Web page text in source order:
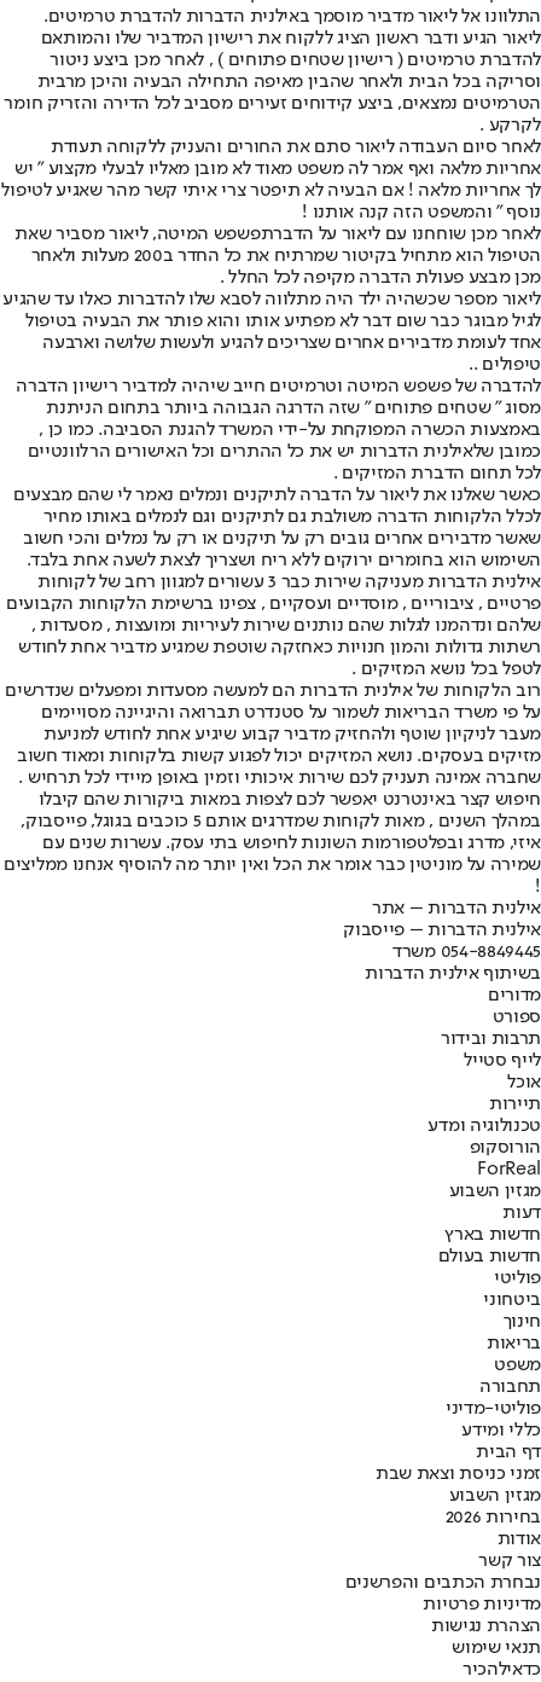
התלוונו אל ליאור מדביר מוסמך באילנית הדברות להדברת טרמיטים.
ליאור הגיע ודבר ראשון הציג ללקוח את רישיון המדביר שלו והמותאם
להדברת טרמיטים ( רישיון שטחים פתוחים ) , לאחר מכן ביצע ניטור
וסריקה בכל הבית ולאחר שהבין מאיפה התחילה הבעיה והיכן מרבית
הטרמיטים נמצאים, ביצע קידוחים זעירים מסביב לכל הדירה והזריק חומר
לקרקע .
לאחר סיום העבודה ליאור סתם את החורים והעניק ללקוחה תעודת
אחריות מלאה ואף אמר לה משפט מאוד לא מובן מאליו לבעלי מקצוע ” יש
לך אחריות מלאה ! אם הבעיה לא תיפטר צרי איתי קשר מהר שאגיע לטיפול
נוסף ” והמשפט הזה קנה אותנו !
לאחר מכן שוחחנו עם ליאור על הדברתפשפש המיטה, ליאור מסביר שאת
הטיפול הוא מתחיל בקיטור שמרתיח את כל החדר ב200 מעלות ולאחר
מכן מבצע פעולת הדברה מקיפה לכל החלל .
ליאור מספר שכשהיה ילד היה מתלווה לסבא שלו להדברות כאלו עד שהגיע
לגיל מבוגר כבר שום דבר לא מפתיע אותו והוא פותר את הבעיה בטיפול
אחד לעומת מדבירים אחרים שצריכים להגיע ולעשות שלושה וארבעה
טיפולים ..
להדברה של פשפש המיטה וטרמיטים חייב שיהיה למדביר רישיון הדברה
מסוג ״ שטחים פתוחים ״ שזה הדרגה הגבוהה ביותר בתחום הניתנת
באמצעות הכשרה המפוקחת על-ידי המשרד להגנת הסביבה. כמו כן ,
כמובן שלאילנית הדברות יש את כל ההתרים וכל האישורים הרלוונטיים
לכל תחום הדברת המזיקים .
כאשר שאלנו את ליאור על הדברה לתיקנים ונמלים נאמר לי שהם מבצעים
לכלל הלקוחות הדברה משולבת גם לתיקנים וגם לנמלים באותו מחיר
שאשר מדבירים אחרים גובים רק על תיקנים או רק על נמלים והכי חשוב
השימוש הוא בחומרים ירוקים ללא ריח ושצריך לצאת לשעה אחת בלבד.
אילנית הדברות מעניקה שירות כבר 3 עשורים למגוון רחב של לקוחות
פרטיים , ציבוריים , מוסדיים ועסקיים , צפינו ברשימת הלקוחות הקבועים
שלהם ונדהמנו לגלות שהם נותנים שירות לעיריות ומועצות , מסעדות ,
רשתות גדולות והמון חנויות כאחזקה שוטפת שמגיע מדביר אחת לחודש
לטפל בכל נושא המזיקים .
רוב הלקוחות של אילנית הדברות הם למעשה מסעדות ומפעלים שנדרשים
על פי משרד הבריאות לשמור על סטנדרט תברואה והיגיינה מסויימים
מעבר לניקיון שוטף ולהחזיק מדביר קבוע שיגיע אחת לחודש למניעת
מזיקים בעסקים. נושא המזיקים יכול לפגוע קשות בלקוחות ומאוד חשוב
שחברה אמינה תעניק לכם שירות איכותי וזמין באופן מיידי לכל תרחיש .
חיפוש קצר באינטרנט יאפשר לכם לצפות במאות ביקורות שהם קיבלו
במהלך השנים , מאות לקוחות שמדרגים אותם 5 כוכבים בגוגל, פייסבוק,
איזי, מדרג ובפלטפורמות השונות לחיפוש בתי עסק. עשרות שנים עם
שמירה על מוניטין כבר אומר את הכל ואין יותר מה להוסיף אנחנו ממליצים
!
אילנית הדברות – אתר
אילנית הדברות – פייסבוק
054-8849445 משרד
בשיתוף אילנית הדברות
מדורים
ספורט
תרבות ובידור
לייף סטייל
אוכל
תיירות
טכנולוגיה ומדע
הורוסקופ
ForReal
מגזין השבוע
דעות
חדשות בארץ
חדשות בעולם
פוליטי
ביטחוני
חינוך
בריאות
משפט
תחבורה
פוליטי-מדיני
כללי ומידע
דף הבית
זמני כניסת וצאת שבת
מגזין השבוע
בחירות 2026
אודות
צור קשר
נבחרת הכתבים והפרשנים
מדיניות פרטיות
הצהרת נגישות
תנאי שימוש
כדאילהכיר